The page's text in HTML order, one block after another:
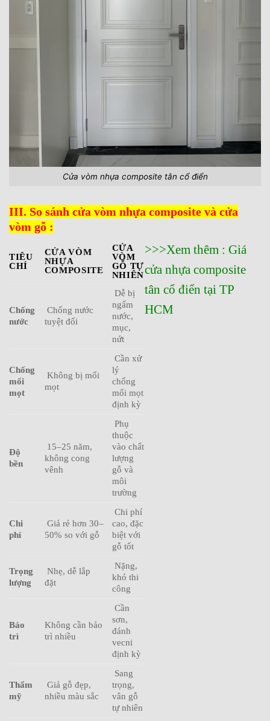
Cửa vòm nhựa composite tân cổ điển
III. So sánh cửa vòm nhựa composite và cửa
vòm gỗ :
TIÊU
CHÍ
CỬA VÒM
NHỰA
COMPOSITE
CỬA
VÒM
GỖ TỰ
NHIÊN
Chống
nước
Chống nước
tuyệt đối
Dễ bị
ngấm
nước,
mục,
nứt
Chống
mối
mọt
Không bị mối
mọt
Cần xử
lý
chống
mối mọt
định kỳ
Độ
bền
15–25 năm,
không cong
vênh
Phụ
thuộc
vào chất
lượng
gỗ và
môi
trường
Chi
phí
Giá rẻ hơn 30–
50% so với gỗ
Chi phí
cao, đặc
biệt với
gỗ tốt
Trọng
lượng
Nhẹ, dễ lắp
đặt
Nặng,
khó thi
công
Bảo
trì
Không cần bảo
trì nhiều
Cần
sơn,
đánh
vecni
định kỳ
Thẩm
mỹ
Giả gỗ đẹp,
nhiều màu sắc
Sang
trọng,
vân gỗ
tự nhiên
>>>Xem thêm : Giá
cửa nhựa composite
tân cổ điển tại TP
HCM